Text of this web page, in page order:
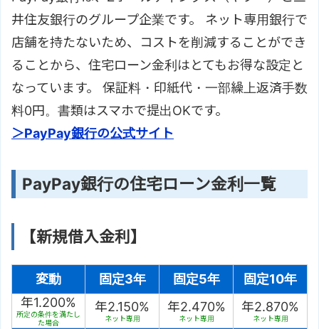
井住友銀行のグループ企業です。 ネット専用銀行で
店舗を持たないため、コストを削減することができ
ることから、住宅ローン金利はとてもお得な設定と
なっています。 保証料・印紙代・一部繰上返済手数
料0円。書類はスマホで提出OKです。
＞PayPay銀行の公式サイト
PayPay銀行の住宅ローン金利一覧
【新規借入金利】
変動 固定3年 固定5年
固定10年
年1.200%
所定の条件を満たし
た場合
年2.150%
ネット専用
年2.470%
ネット専用
年2.870%
ネット専用